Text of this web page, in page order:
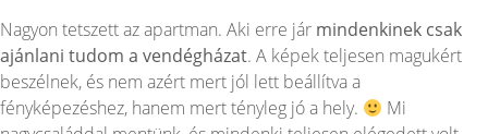
Nagyon tetszett az apartman. Aki erre jár mindenkinek csak
ajánlani tudom a vendégházat. A képek teljesen magukért
beszélnek, és nem azért mert jól lett beállítva a
fényképezéshez, hanem mert tényleg jó a hely.
Mi